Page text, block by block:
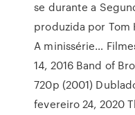
se durante a
produzida por Tom
A minissérie…
14, 2016 Band of
720p (2001)
fevereiro 24, 2020